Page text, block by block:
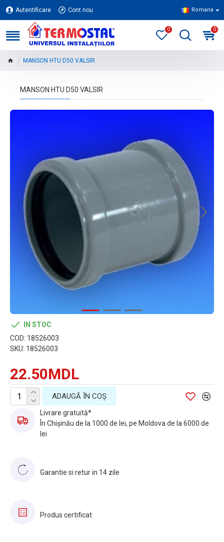
Autentificare Cont nou Romana
0 0
MANSON HTU D50 VALSIR
MANSON HTU D50 VALSIR
22.50MDL
IN STOC
COD: 18526003
SKU: 18526003
ADAUGĂ ÎN COŞ
Livrare gratuită*
În Chișinău de la 1000 de lei, pe Moldova de la 6000 de
lei
Garantie si retur in 14 zile
Produs certificat